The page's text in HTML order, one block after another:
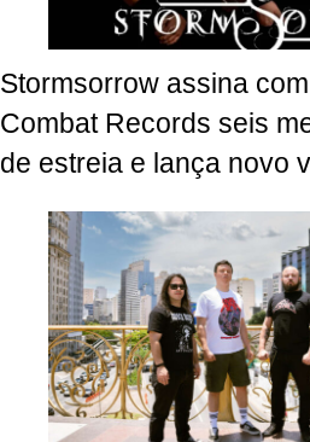
Stormsorrow assina
Combat Records seis
de estreia e lança novo